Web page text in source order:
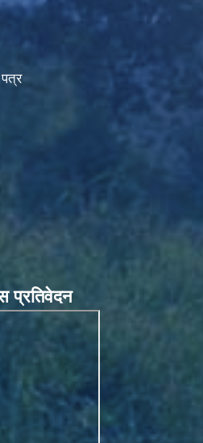
पत्र
प्रतिवेदन